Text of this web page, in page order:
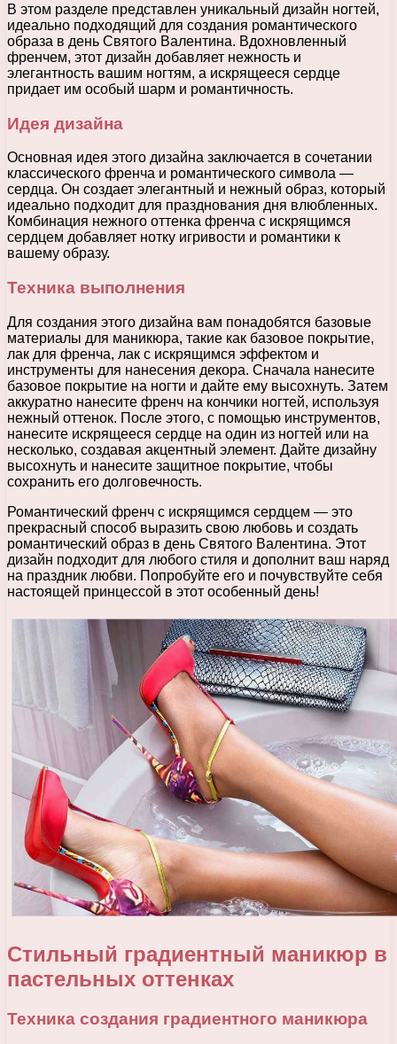
В этом разделе представлен уникальный дизайн ногтей,
идеально подходящий для создания романтического
образа в день Святого Валентина. Вдохновленный
френчем, этот дизайн добавляет нежность и
элегантность вашим ногтям, а искрящееся сердце
придает им особый шарм и романтичность.
Идея дизайна
Основная идея этого дизайна заключается в сочетании
классического френча и романтического символа —
сердца. Он создает элегантный и нежный образ, который
идеально подходит для празднования дня влюбленных.
Комбинация нежного оттенка френча с искрящимся
сердцем добавляет нотку игривости и романтики к
вашему образу.
Техника выполнения
Для создания этого дизайна вам понадобятся базовые
материалы для маникюра, такие как базовое покрытие,
лак для френча, лак с искрящимся эффектом и
инструменты для нанесения декора. Сначала нанесите
базовое покрытие на ногти и дайте ему высохнуть. Затем
аккуратно нанесите френч на кончики ногтей, используя
нежный оттенок. После этого, с помощью инструментов,
нанесите искрящееся сердце на один из ногтей или на
несколько, создавая акцентный элемент. Дайте дизайну
высохнуть и нанесите защитное покрытие, чтобы
сохранить его долговечность.
Романтический френч с искрящимся сердцем — это
прекрасный способ выразить свою любовь и создать
романтический образ в день Святого Валентина. Этот
дизайн подходит для любого стиля и дополнит ваш наряд
на праздник любви. Попробуйте его и почувствуйте себя
настоящей принцессой в этот особенный день!
Стильный градиентный маникюр в
пастельных оттенках
Техника создания градиентного маникюра